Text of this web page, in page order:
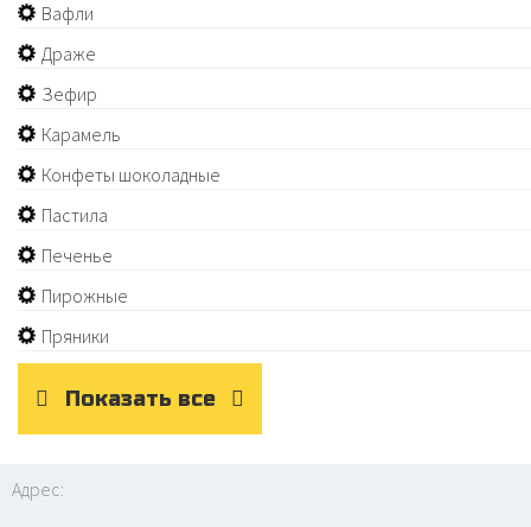
Вафли
Драже
Зефир
Карамель
Конфеты шоколадные
Пастила
Печенье
Пирожные
Пряники
Показать все
Адрес: